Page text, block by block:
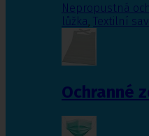
Nepropustná
lůžka, Textilní
Ochranné